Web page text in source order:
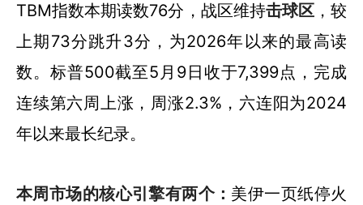
TBM指数本期读数76分，战区维持击球区，较
上期73分跳升3分，为2026年以来的最高读
数。标普500截至5月9日收于7,399点，完成
连续第六周上涨，周涨2.3%，六连阳为2024
年以来最长纪录。
本周市场的核心引擎有两个： 美伊一页纸停火